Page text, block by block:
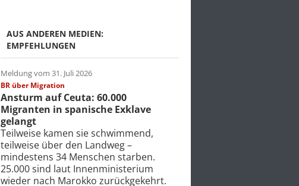
AUS ANDEREN MEDIEN:
EMPFEHLUNGEN
Meldung vom 31. Juli 2026
BR über Migration
Ansturm auf Ceuta: 60.000
Migranten in spanische Exklave
gelangt
Teilweise kamen sie schwimmend,
teilweise über den Landweg –
mindestens 34 Menschen starben.
25.000 sind laut Innenministerium
wieder nach Marokko zurückgekehrt.